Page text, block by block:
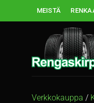
MEISTÄ
Verkkokauppa /